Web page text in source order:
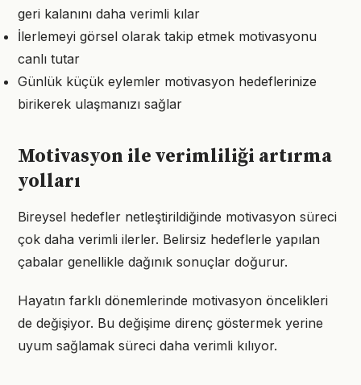
geri kalanını daha verimli kılar
İlerlemeyi görsel olarak takip etmek motivasyonu
canlı tutar
Günlük küçük eylemler motivasyon hedeflerinize
birikerek ulaşmanızı sağlar
Motivasyon ile verimliliği artırma
yolları
Bireysel hedefler netleştirildiğinde motivasyon süreci
çok daha verimli ilerler. Belirsiz hedeflerle yapılan
çabalar genellikle dağınık sonuçlar doğurur.
Hayatın farklı dönemlerinde motivasyon öncelikleri
de değişiyor. Bu değişime direnç göstermek yerine
uyum sağlamak süreci daha verimli kılıyor.